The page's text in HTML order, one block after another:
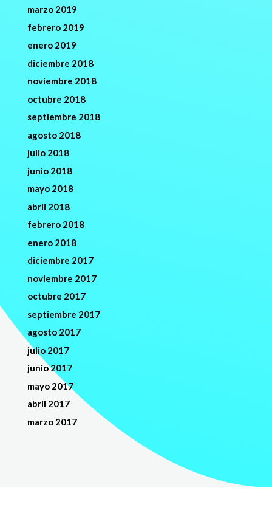
marzo 2019
febrero 2019
enero 2019
diciembre 2018
noviembre 2018
octubre 2018
septiembre 2018
agosto 2018
julio 2018
junio 2018
mayo 2018
abril 2018
febrero 2018
enero 2018
diciembre 2017
noviembre 2017
octubre 2017
septiembre 2017
agosto 2017
julio 2017
junio 2017
mayo 2017
abril 2017
marzo 2017